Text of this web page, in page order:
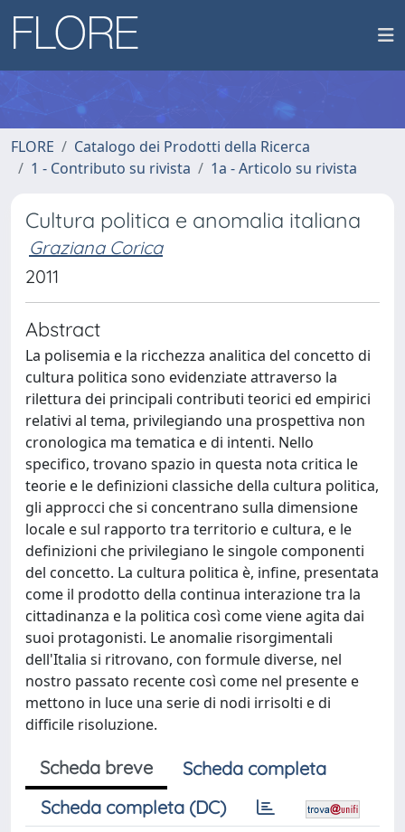
FLORE
Catalogo dei Prodotti della Ricerca
1 - Contributo su rivista
1a - Articolo su rivista
Cultura politica e anomalia italiana
Graziana Corica
2011
Abstract
La polisemia e la ricchezza analitica del concetto di
cultura politica sono evidenziate attraverso la
rilettura dei principali contributi teorici ed empirici
relativi al tema, privilegiando una prospettiva non
cronologica ma tematica e di intenti. Nello
specifico, trovano spazio in questa nota critica le
teorie e le definizioni classiche della cultura politica,
gli approcci che si concentrano sulla dimensione
locale e sul rapporto tra territorio e cultura, e le
definizioni che privilegiano le singole componenti
del concetto. La cultura politica è, infine, presentata
come il prodotto della continua interazione tra la
cittadinanza e la politica così come viene agita dai
suoi protagonisti. Le anomalie risorgimentali
dell'Italia si ritrovano, con formule diverse, nel
nostro passato recente così come nel presente e
mettono in luce una serie di nodi irrisolti e di
difficile risoluzione.
Scheda breve
Scheda completa
Scheda completa (DC)